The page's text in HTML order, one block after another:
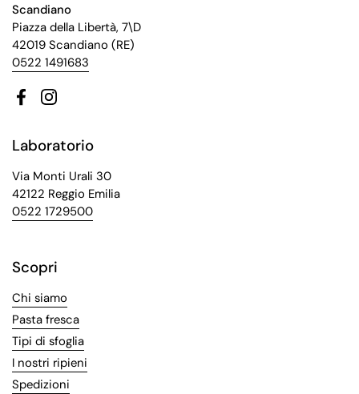
Scandiano
Piazza della Libertà, 7\D
42019 Scandiano (RE)
0522 1491683
FacebookInstagram
Laboratorio
Via Monti Urali 30
42122 Reggio Emilia
0522 1729500
Scopri
Chi siamo
Pasta fresca
Tipi di sfoglia
I nostri ripieni
Spedizioni